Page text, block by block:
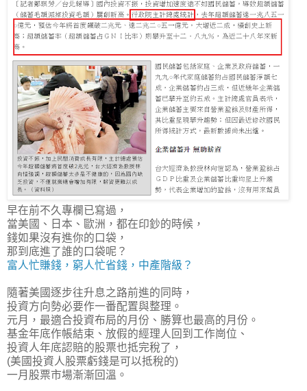
早在前不久專欄已寫過，
當美國、日本、歐洲，都在印鈔的時候，
錢如果沒有進你的口袋，
那到底進了誰的口袋呢？
富人忙賺錢，窮人忙省錢，中產階級？
隨著美國逐步往升息之路前進的同時，
投資方向勢必要作一番配置與整理。
元月，最適合投資布局的月份、勝算也最高的月份 。
基金年底作帳結束、放假的經理人回到工作崗位、
投資人年底認賠的股票也抵完稅了，
(美國投資人股票虧錢是可以抵稅的)
一月股票市場漸漸回溫。